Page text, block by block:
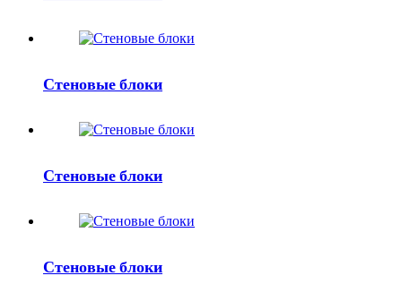
Стеновые блоки
Стеновые блоки
Стеновые блоки